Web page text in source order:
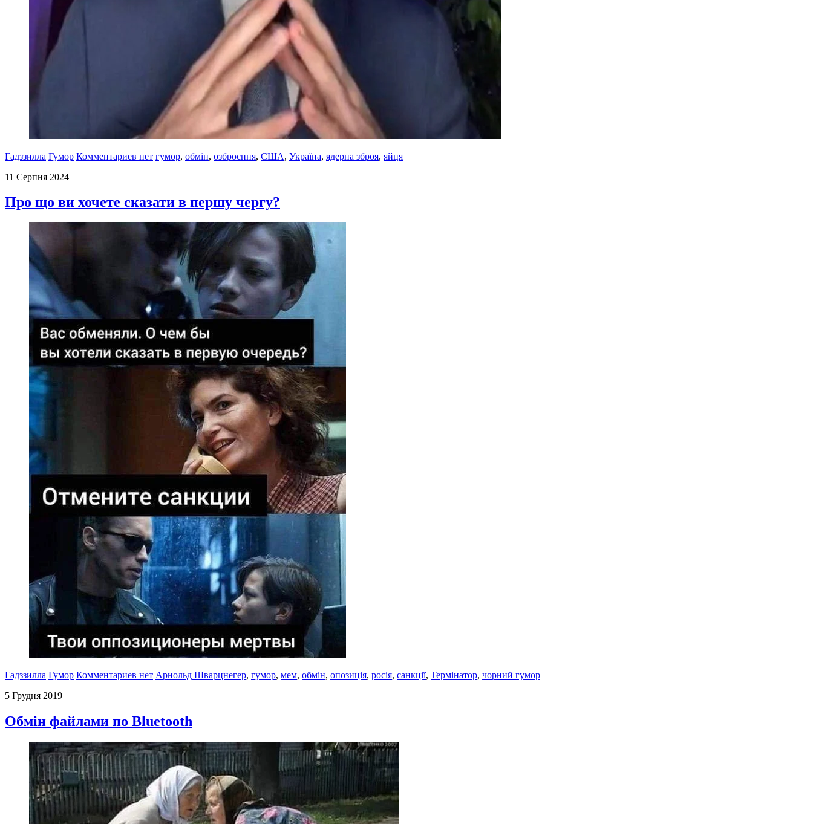
Гадззилла Гумор Комментариев нет гумор, обмін, озброєння, США, Україна, ядерна зброя, яйця
11 Серпня 2024
Про що ви хочете сказати в першу чергу?
Гадззилла Гумор Комментариев нет Арнольд Шварцнегер, гумор, мем, обмін, опозиція, росія, санкції, Термінатор, чорний гумор
5 Грудня 2019
Обмін файлами по Bluetooth